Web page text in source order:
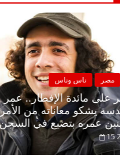
مصر ناس وناس
على مائدة الإفطار..
يشكو معاناته من